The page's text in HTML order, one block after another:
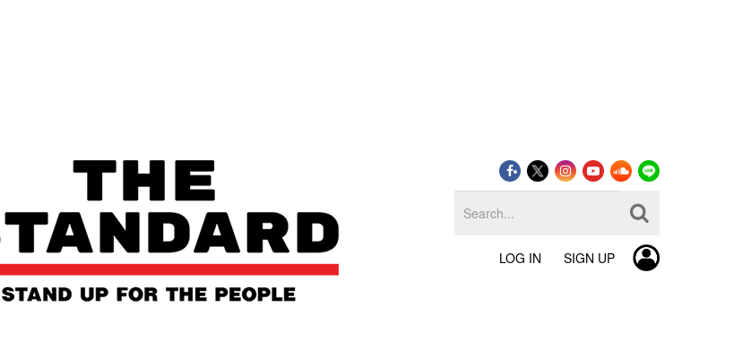
LOG IN SIGN UP